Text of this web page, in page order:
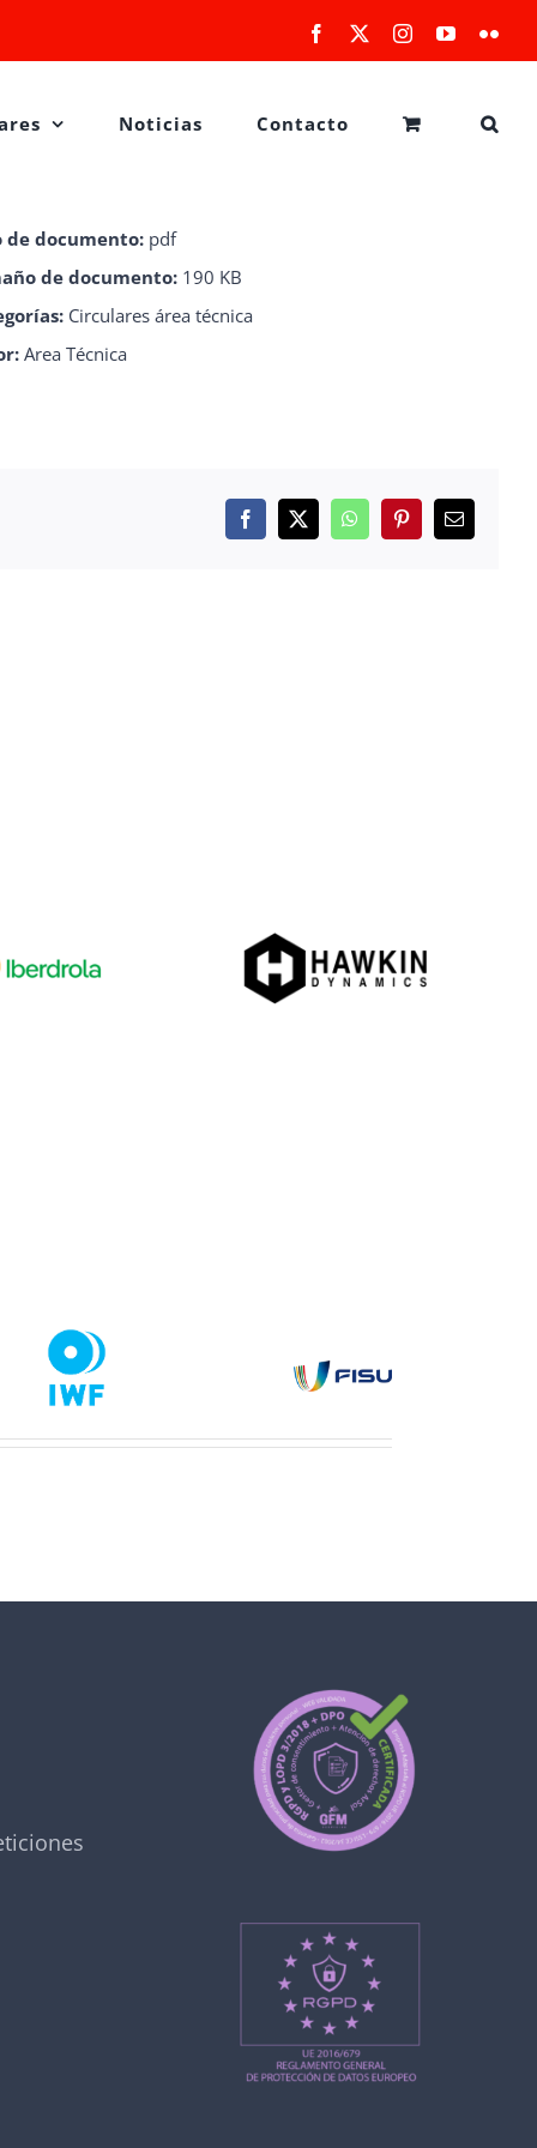
Facebook InstagramYouTube
Noticias Contacto
de documento: pdf
de documento: 190 KB
Circulares área técnica
Area Técnica
Facebook
X WhatsAppPinterestCorreo
electrónico